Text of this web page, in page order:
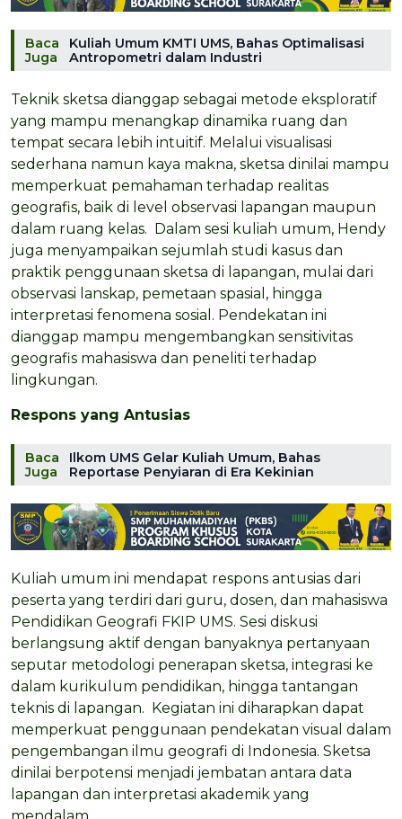
Baca
Juga
Kuliah Umum KMTI UMS, Bahas Optimalisasi
Antropometri dalam Industri
Teknik sketsa dianggap sebagai metode eksploratif
yang mampu menangkap dinamika ruang dan
tempat secara lebih intuitif. Melalui visualisasi
sederhana namun kaya makna, sketsa dinilai mampu
memperkuat pemahaman terhadap realitas
geografis, baik di level observasi lapangan maupun
dalam ruang kelas. Dalam sesi kuliah umum, Hendy
juga menyampaikan sejumlah studi kasus dan
praktik penggunaan sketsa di lapangan, mulai dari
observasi lanskap, pemetaan spasial, hingga
interpretasi fenomena sosial. Pendekatan ini
dianggap mampu mengembangkan sensitivitas
geografis mahasiswa dan peneliti terhadap
lingkungan.
Respons yang Antusias
Baca
Juga
Ilkom UMS Gelar Kuliah Umum, Bahas
Reportase Penyiaran di Era Kekinian
Kuliah umum ini mendapat respons antusias dari
peserta yang terdiri dari guru, dosen, dan mahasiswa
Pendidikan Geografi FKIP UMS. Sesi diskusi
berlangsung aktif dengan banyaknya pertanyaan
seputar metodologi penerapan sketsa, integrasi ke
dalam kurikulum pendidikan, hingga tantangan
teknis di lapangan. Kegiatan ini diharapkan dapat
memperkuat penggunaan pendekatan visual dalam
pengembangan ilmu geografi di Indonesia. Sketsa
dinilai berpotensi menjadi jembatan antara data
lapangan dan interpretasi akademik yang